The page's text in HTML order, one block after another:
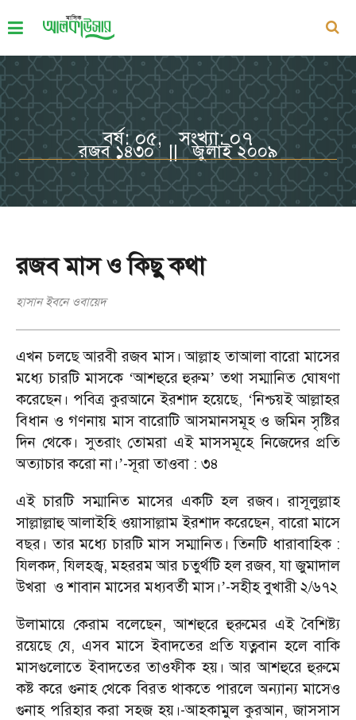
বর্ষ: ০৫, সংখ্যা: ০৭
রজব ১৪৩০ || জুলাই ২০০৯
রজব মাস ও কিছু কথা
হাসান ইবনে ওবায়েদ
এখন চলছে আরবী রজব মাস। আল্লাহ তাআলা বারো মাসের
মধ্যে চারটি মাসকে ‘আশহুরে হুরুম’ তথা সম্মানিত ঘোষণা
করেছেন। পবিত্র কুরআনে ইরশাদ হয়েছে, ‘নিশ্চয়ই আল্লাহর
বিধান ও গণনায় মাস বারোটি আসমানসমূহ ও জমিন সৃষ্টির
দিন থেকে। সুতরাং তোমরা এই মাসসমূহে নিজেদের প্রতি
অত্যাচার করো না।’-সূরা তাওবা : ৩৪
এই চারটি সম্মানিত মাসের একটি হল রজব। রাসূলুল্লাহ
সাল্লাল্লাহু আলাইহি ওয়াসাল্লাম ইরশাদ করেছেন, বারো মাসে
বছর। তার মধ্যে চারটি মাস সম্মানিত। তিনটি ধারাবাহিক :
যিলকদ, যিলহজ্ব, মহররম আর চতুর্থটি হল রজব, যা জুমাদাল
উখরা ও শাবান মাসের মধ্যবর্তী মাস।’-সহীহ বুখারী ২/৬৭২
উলামায়ে কেরাম বলেছেন, আশহুরে হুরুমের এই বৈশিষ্ট্য
রয়েছে যে, এসব মাসে ইবাদতের প্রতি যত্নবান হলে বাকি
মাসগুলোতে ইবাদতের তাওফীক হয়। আর আশহুরে হুরুমে
কষ্ট করে গুনাহ থেকে বিরত থাকতে পারলে অন্যান্য মাসেও
গুনাহ পরিহার করা সহজ হয়।-আহকামুল কুরআন, জাসসাস